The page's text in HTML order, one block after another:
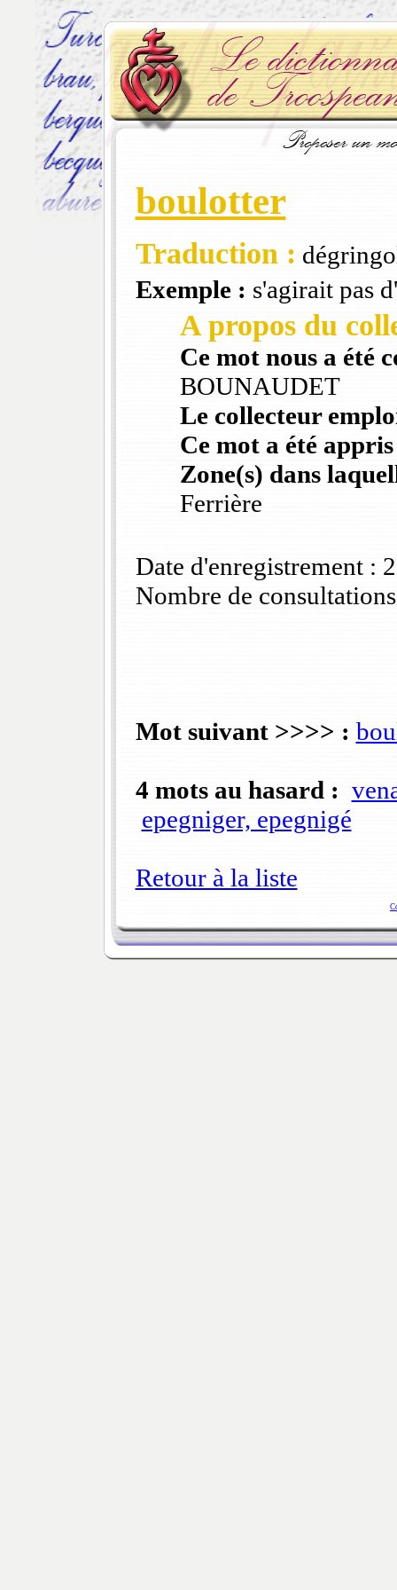
boulotter
Traduction :
Exemple : s'agirait pas
A propos du
Ce mot nous a été
BOUNAUDET
Le collecteur
Ce mot a été
Zone(s) dans
Ferrière
Date d'enregistrement :
Nombre de
Mot suivant >>>> :
4 mots au hasard :
epegniger, epegnigé
Retour à la liste